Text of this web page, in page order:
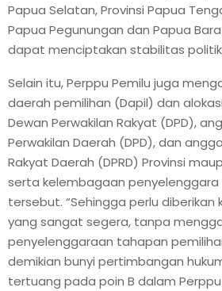
Papua Selatan, Provinsi Papua
Papua Pegunungan dan Papua
dapat menciptakan stabilitas
Selain itu, Perppu Pemilu juga
daerah pemilihan (Dapil) dan
Dewan Perwakilan Rakyat (DPD),
Perwakilan Daerah (DPD), dan
Rakyat Daerah (DPRD) Provinsi
serta kelembagaan penyelenggara
tersebut. “Sehingga perlu diberikan
yang sangat segera, tanpa
penyelenggaraan tahapan
demikian bunyi pertimbangan
tertuang pada poin B dalam